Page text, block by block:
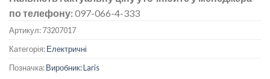
по телефону:097-066-4-333
Артикул:73207017
Категорія:Електричні
Позначка:Виробник: Laris